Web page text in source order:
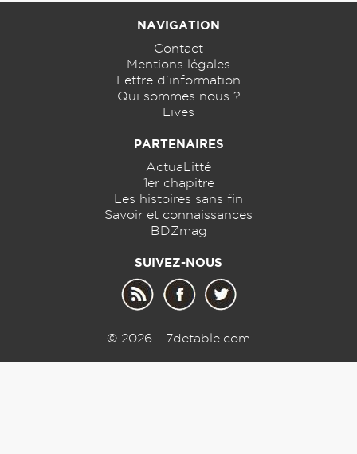
NAVIGATION
Contact
Mentions légales
Lettre d'information
Qui sommes nous ?
Lives
PARTENAIRES
ActuaLitté
1er chapitre
Les histoires sans fin
Savoir et connaissances
BDZmag
SUIVEZ-NOUS
© 2026 - 7detable.com